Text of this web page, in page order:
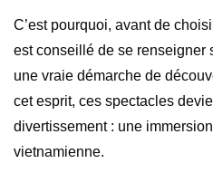
C’est pourquoi, avant de
est conseillé de se renseigner
une vraie démarche de
cet esprit, ces spectacles
divertissement : une
vietnamienne.